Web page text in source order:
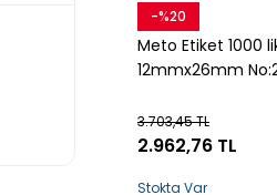
-%20
Snow
Meto Etiket 1000
12mmx26mm
3.703,45 TL
2.962,76 TL
Stokta Var